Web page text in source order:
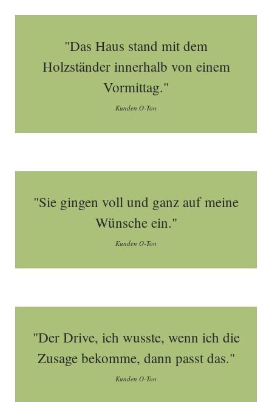
"Das Haus stand mit dem
Holzständer innerhalb von einem
Vormittag."
Kunden O-Ton
"Sie gingen voll und ganz auf meine
Wünsche ein."
Kunden O-Ton
"Der Drive, ich wusste, wenn ich die
Zusage bekomme, dann passt das."
Kunden O-Ton